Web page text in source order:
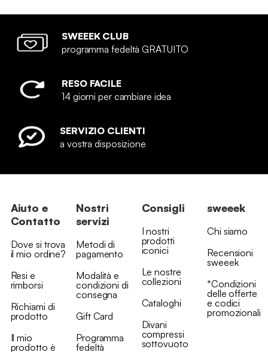
SWEEEK CLUB
programma fedeltà GRATUITO
RESO FACILE
14 giorni per cambiare idea
SERVIZIO CLIENTI
a vostra disposizione
Aiuto e
Contatto
Dove si trova
il mio ordine?
Resi e
rimborsi
Richiami di
prodotto
Il mio
prodotto è
Nostri
servizi
Metodi di
pagamento
Modalità e
condizioni di
consegna
Gift Card
Programma
fedeltà
Consigli
I nostri
prodotti
iconici
Le nostre
collezioni
Cataloghi
Divani
compressi
sottovuoto
sweeek
Chi siamo
Recensioni
sweeek
*Condizioni
delle offerte
e codici
promozionali